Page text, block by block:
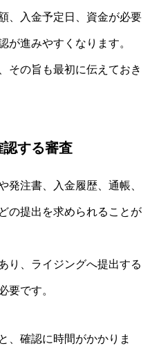
、入金予定日、資金が必要
が進みやすくなります。
その旨も最初に伝えておき
する審査
発注書、入金履歴、通帳、
の提出を求められることが
り、ライジングへ提出する
要です。
、確認に時間がかかりま